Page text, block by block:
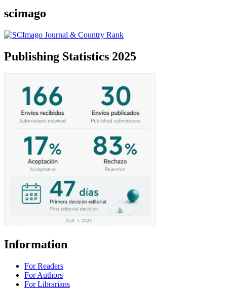
scimago
Publishing Statistics 2025
Information
For Readers
For Authors
For Librarians